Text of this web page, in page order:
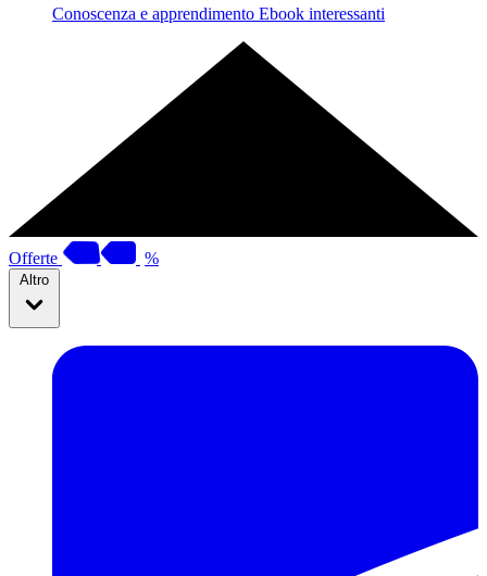
Conoscenza e apprendimento Ebook interessanti
Offerte %
Altro